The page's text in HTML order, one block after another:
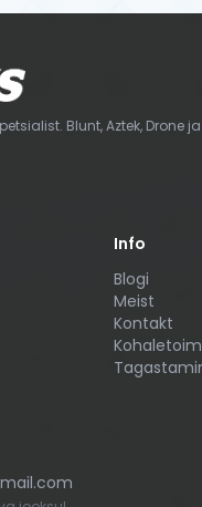
Blunt, Aztek, Drone
Info
Blogi
Meist
Kontakt